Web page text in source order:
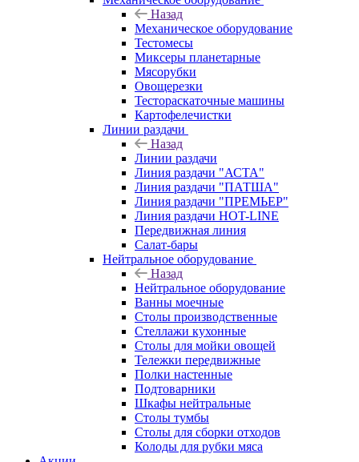
Назад
Механическое оборудование
Тестомесы
Миксеры планетарные
Мясорубки
Овощерезки
Тестораскаточные машины
Картофелечистки
Линии раздачи
Назад
Линии раздачи
Линия раздачи "АСТА"
Линия раздачи "ПАТША"
Линия раздачи "ПРЕМЬЕР"
Линия раздачи HOT-LINE
Передвижная линия
Салат-бары
Нейтральное оборудование
Назад
Нейтральное оборудование
Ванны моечные
Столы производственные
Стеллажи кухонные
Столы для мойки овощей
Тележки передвижные
Полки настенные
Подтоварники
Шкафы нейтральные
Столы тумбы
Столы для сборки отходов
Колоды для рубки мяса